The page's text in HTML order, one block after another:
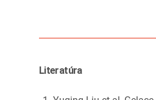
Literatúra